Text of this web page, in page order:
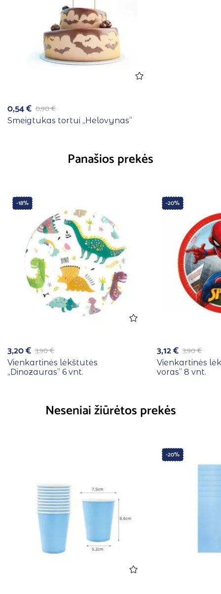
0,90€
0,54€
Smeigtukas tortui ,,Helovynas”
Panašios prekės
-18%
3,90€
3,20€
Vienkartinės lėkštutės
,,Dinozauras” 6 vnt.
-20%
3,90€
3,12€
Vienkartinės
voras” 8 vnt.
Neseniai žiūrėtos prekės
-20%